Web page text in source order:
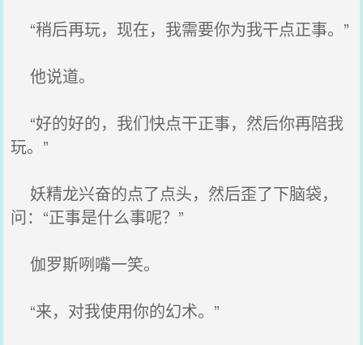
“稍后再玩，现在，我需要你为我干点正事。”
他说道。
“好的好的，我们快点干正事，然后你再陪我
玩。”
妖精龙兴奋的点了点头，然后歪了下脑袋，
问：“正事是什么事呢？”
伽罗斯咧嘴一笑。
“来，对我使用你的幻术。”